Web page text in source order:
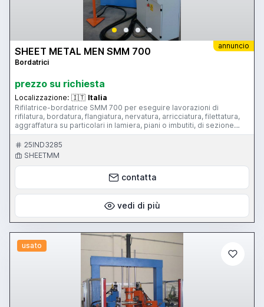
annuncio
SHEET METAL MEN SMM 700
Bordatrici
prezzo su richiesta
Localizzazione: 🇮🇹 Italia
Rifilatrice-bordatrice SMM 700 per eseguire lavorazioni di
rifilatura, bordatura, flangiatura, nervatura, arricciatura, filettatura,
aggraffatura su particolari in lamiera, piani o imbutiti, di sezione
circolare o poligonale con diametro / diagonale max di 700 mm.
25IND3285
SHEETMM
contatta
vedi di più
usato